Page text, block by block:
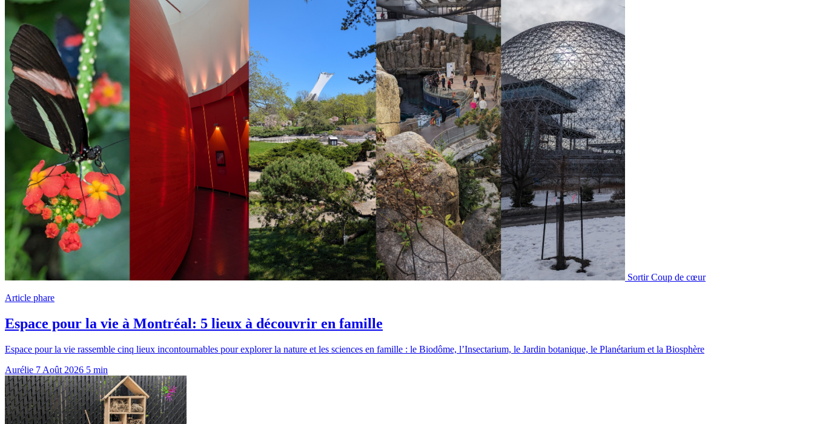
Sortir Coup de cœur
Article phare
Espace pour la vie à Montréal: 5 lieux à découvrir en famille
Espace pour la vie rassemble cinq lieux incontournables pour explorer la nature et les sciences en famille : le Biodôme, l’Insectarium, le Jardin botanique, le Planétarium et la Biosphère
Aurélie 7 Août 2026 5 min